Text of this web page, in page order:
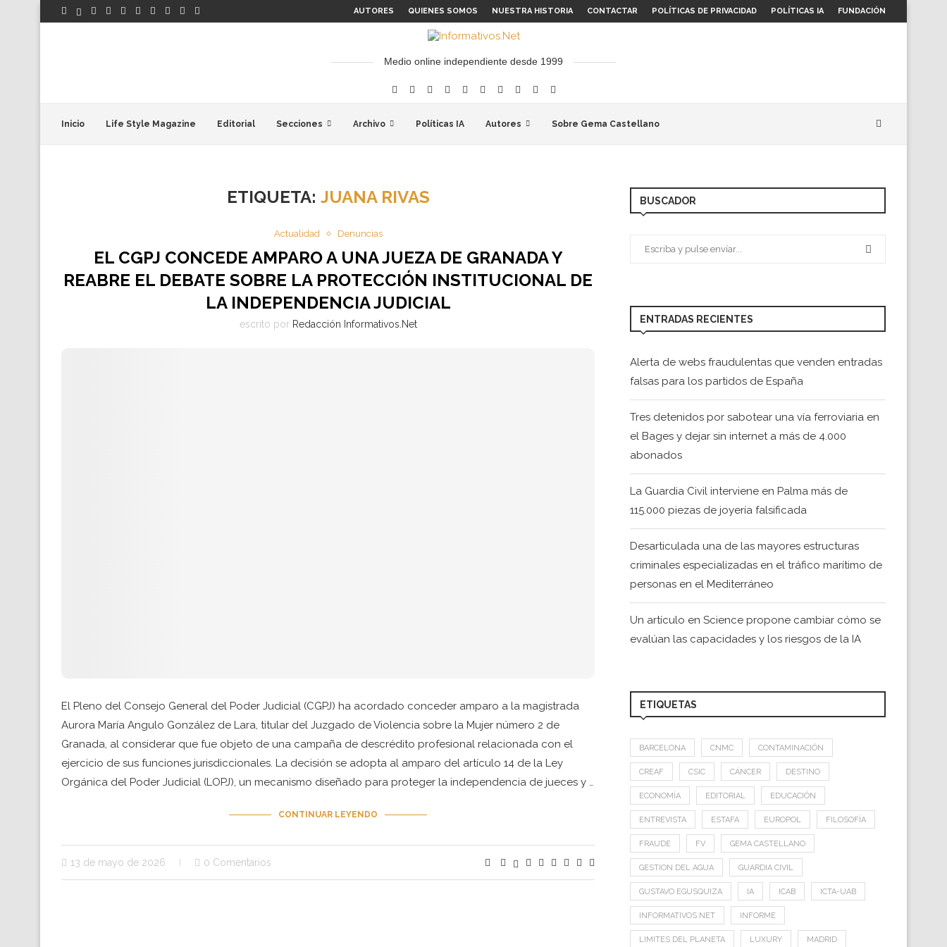
AUTORES QUIENES SOMOS NUESTRA HISTORIA CONTACTAR POLÍTICAS DE PRIVACIDAD POLÍTICAS IA FUNDACIÓN
Medio online independiente desde 1999
Inicio Life Style Magazine Editorial Secciones Archivo Políticas IA Autores Sobre Gema Castellano
ETIQUETA: JUANA RIVAS
Actualidad Denuncias
EL CGPJ CONCEDE AMPARO A UNA JUEZA DE GRANADA Y
REABRE EL DEBATE SOBRE LA PROTECCIÓN INSTITUCIONAL DE
LA INDEPENDENCIA JUDICIAL
escrito por Redacción Informativos.Net
El Pleno del Consejo General del Poder Judicial (CGPJ) ha acordado conceder amparo a la magistrada
Aurora María Angulo González de Lara, titular del Juzgado de Violencia sobre la Mujer número 2 de
Granada, al considerar que fue objeto de una campaña de descrédito profesional relacionada con el
ejercicio de sus funciones jurisdiccionales. La decisión se adopta al amparo del artículo 14 de la Ley
Orgánica del Poder Judicial (LOPJ), un mecanismo diseñado para proteger la independencia de jueces y …
CONTINUAR LEYENDO
13 de mayo de 2026 0 Comentarios
BUSCADOR
ENTRADAS RECIENTES
Alerta de webs fraudulentas que venden entradas
falsas para los partidos de España
Tres detenidos por sabotear una vía ferroviaria en
el Bages y dejar sin internet a más de 4.000
abonados
La Guardia Civil interviene en Palma más de
115.000 piezas de joyería falsificada
Desarticulada una de las mayores estructuras
criminales especializadas en el tráfico marítimo de
personas en el Mediterráneo
Un artículo en Science propone cambiar cómo se
evalúan las capacidades y los riesgos de la IA
ETIQUETAS
BARCELONA CNMC CONTAMINACIÓN
CREAF CSIC CÁNCER DESTINO
ECONOMÍA EDITORIAL EDUCACIÓN
ENTREVISTA ESTAFA EUROPOL FILOSOFÍA
FRAUDE FV GEMA CASTELLANO
GESTION DEL AGUA GUARDIA CIVIL
GUSTAVO EGUSQUIZA IA ICAB ICTA-UAB
INFORMATIVOS.NET INFORME
LIMITES DEL PLANETA LUXURY MADRID